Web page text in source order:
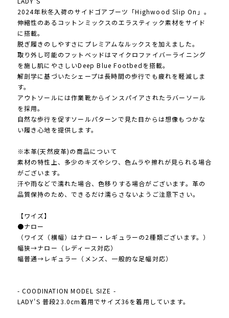
2024年秋冬入荷のサイドゴアブーツ「Highwood Slip On」。
伸縮性のあるコットンミックスのエラスティック素材をサイド
に搭載。
脱ぎ履きのしやすさにプレミアムなルックスを加えました。
取り外し可能のフットベッドはマイクロファイバーライニング
を施し肌にやさしいDeep Blue Footbedを搭載。
解剖学に基づいたシェープは長時間の歩行でも疲れを軽減しま
す。
アウトソールには作業靴からインスパイアされたラバーソール
を採用。
自然な歩行を促すソールパターンで見た目からは想像もつかな
い履き心地を提供します。
※本革(天然皮革)の商品について
素材の特性上、多少のキズやシワ、色ムラや擦れが見られる場合
がございます。
汗や雨などで濡れた場合、色移りする場合がございます。革の
品質保持のため、できるだけ濡らさないようご注意下さい。
【ワイズ】
●ナロー
（ワイズ（横幅）はナロー・レギュラーの2種類ございます。）
幅狭→ナロー（レディース対応）
幅普通→レギュラー（メンズ、一般的な足幅対応）
- COODINATION MODEL SIZE -
LADY'S 普段23.0cm着用でサイズ36を着用しています。